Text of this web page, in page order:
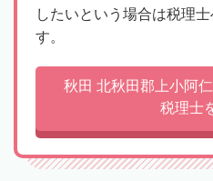
したいという場合は税理
す。
秋田 北秋田郡上小阿
税理士